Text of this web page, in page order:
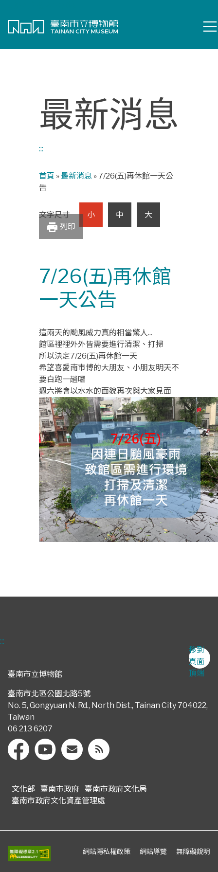
最新消息
:::
首頁 » 最新消息 »7/26(五)再休館一天公
告
文字尺寸 小 中 大
print 列印
7/26(五)再休館
一天公告
這兩天的颱風威力真的相當驚人...
館區裡裡外外皆需要進行清潔、打掃
所以決定7/26(五)再休館一天
希望喜愛南市博的大朋友、小朋友明天不
要白跑一趟囉
週六將會以水水的面貌再次與大家見面
:::
移到
頁面
頂端
臺南市立博物館
臺南市北區公園北路5號
No. 5, Gongyuan N. Rd., North Dist., Tainan City 704022,
Taiwan
06 213 6207
文化部 臺南市政府
臺南市政府文化局
臺南市政府文化資產管理處
網站隱私權政策 網站導覽 無障礙說明